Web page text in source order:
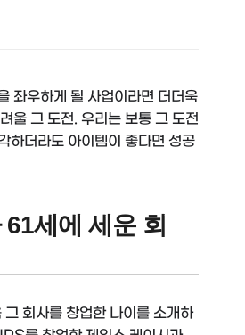
좌우하게 될 사업이라면 더더욱
울 그 도전. 우리는 보통 그 도전
하더라도 아이템이 좋다면 성공
세에 세운 회
회사를 창업한 나이를 소개하